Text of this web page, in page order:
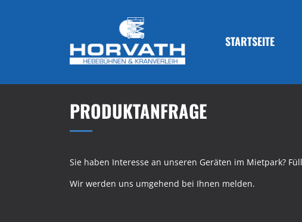
STARTSEITE
PRODUKTANFRAGE
Sie haben Interesse an unseren Geräten im Mietpark?
Wir werden uns umgehend bei Ihnen melden.